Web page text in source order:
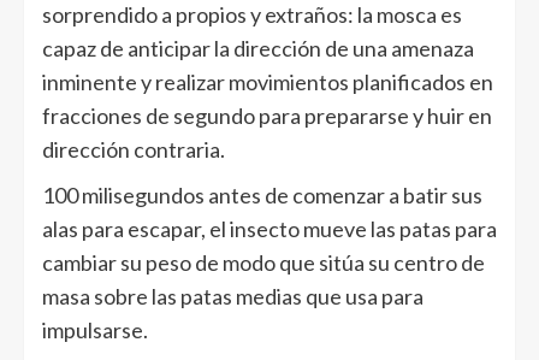
sorprendido a propios y extraños: la mosca es
capaz de anticipar la dirección de una amenaza
inminente y realizar movimientos planificados en
fracciones de segundo para prepararse y huir en
dirección contraria.
100 milisegundos antes de comenzar a batir sus
alas para escapar, el insecto mueve las patas para
cambiar su peso de modo que sitúa su centro de
masa sobre las patas medias que usa para
impulsarse.